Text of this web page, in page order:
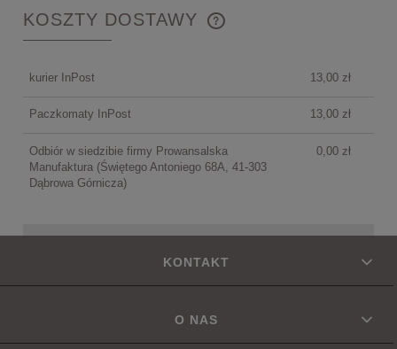
KOSZTY DOSTAWY
CENA NIE ZAWIERA EWENTUALNYCH KOSZTÓW
kurier InPost 13,00 zł
Paczkomaty InPost 13,00 zł
Odbiór w siedzibie firmy Prowansalska
Manufaktura (Świętego Antoniego 68A, 41-303
Dąbrowa Górnicza)
0,00 zł
KONTAKT
O NAS